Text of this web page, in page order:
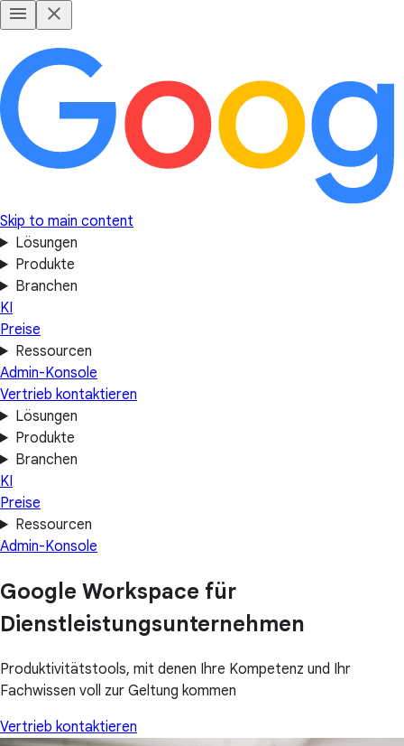
Skip to main content
Lösungen
Produkte
Branchen
KI
Preise
Ressourcen
Admin-Konsole
Vertrieb kontaktieren
Lösungen
Produkte
Branchen
KI
Preise
Ressourcen
Admin-Konsole
Google Workspace für
Dienstleistungsunternehmen
Produktivitätstools, mit denen Ihre Kompetenz und Ihr
Fachwissen voll zur Geltung kommen
Vertrieb kontaktieren